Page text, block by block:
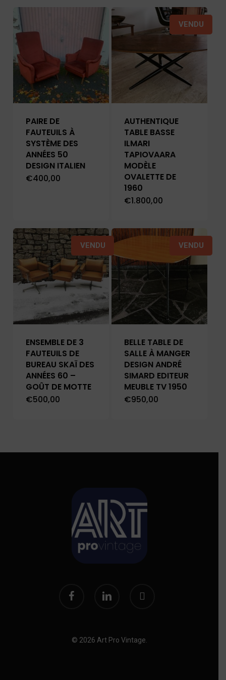
PAIRE DE
FAUTEUILS À
SYSTÈME DES
ANNÉES 50
DESIGN ITALIEN
€400,00
AUTHENTIQUE
TABLE BASSE
ILMARI
TAPIOVAARA
MODÈLE
OVALETTE DE
1960
€1.800,00
VENDU
ENSEMBLE DE 3
FAUTEUILS DE
BUREAU SKAÏ DES
ANNÉES 60 –
GOÛT DE MOTTE
€500,00
VENDU
BELLE TABLE DE
SALLE À MANGER
DESIGN ANDRÉ
SIMARD EDITEUR
MEUBLE TV 1950
€950,00
VENDU
© 2026 Art Pro Vintage.